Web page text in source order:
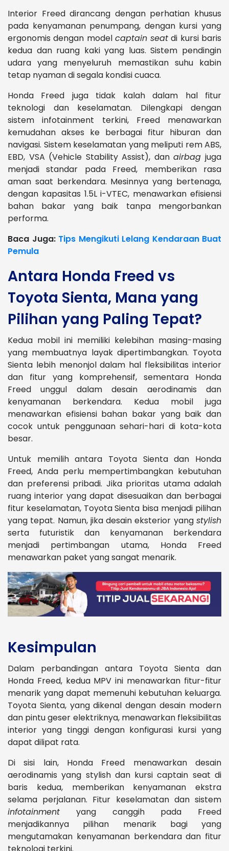
Interior Freed dirancang dengan perhatian khusus
pada kenyamanan penumpang, dengan kursi yang
ergonomis dengan model captain seat di kursi baris
kedua dan ruang kaki yang luas. Sistem pendingin
udara yang menyeluruh memastikan suhu kabin
tetap nyaman di segala kondisi cuaca.
Honda Freed juga tidak kalah dalam hal fitur
teknologi dan keselamatan. Dilengkapi dengan
sistem infotainment terkini, Freed menawarkan
kemudahan akses ke berbagai fitur hiburan dan
navigasi. Sistem keselamatan yang meliputi rem ABS,
EBD, VSA (Vehicle Stability Assist), danairbag juga
menjadi standar pada Freed, memberikan rasa
aman saat berkendara. Mesinnya yang bertenaga,
dengan kapasitas 1.5L i-VTEC, menawarkan efisiensi
bahan bakar yang baik tanpa mengorbankan
performa.
Baca Juga:Tips Mengikuti Lelang Kendaraan Buat
Pemula
Antara Honda Freed vs
Toyota Sienta, Mana yang
Pilihan yang Paling Tepat?
Kedua mobil ini memiliki kelebihan masing-masing
yang membuatnya layak dipertimbangkan. Toyota
Sienta lebih menonjol dalam hal fleksibilitas interior
dan fitur yang komprehensif, sementara Honda
Freed unggul dalam desain aerodinamis dan
kenyamanan berkendara. Kedua mobil juga
menawarkan efisiensi bahan bakar yang baik dan
cocok untuk penggunaan sehari-hari di kota-kota
besar.
Untuk memilih antara Toyota Sienta dan Honda
Freed, Anda perlu mempertimbangkan kebutuhan
dan preferensi pribadi. Jika prioritas utama adalah
ruang interior yang dapat disesuaikan dan berbagai
fitur keselamatan, Toyota Sienta bisa menjadi pilihan
yang tepat. Namun, jika desain eksterior yang stylish
serta futuristik dan kenyamanan berkendara
menjadi pertimbangan utama, Honda Freed
menawarkan paket yang sangat menarik.
Kesimpulan
Dalam perbandingan antara Toyota Sienta dan
Honda Freed, kedua MPV ini menawarkan fitur-fitur
menarik yang dapat memenuhi kebutuhan keluarga.
Toyota Sienta, yang dikenal dengan desain modern
dan pintu geser elektriknya, menawarkan fleksibilitas
interior yang tinggi dengan konfigurasi kursi yang
dapat dilipat rata.
Di sisi lain, Honda Freed menawarkan desain
aerodinamis yang stylish dan kursi captain seat di
baris kedua, memberikan kenyamanan ekstra
selama perjalanan. Fitur keselamatan dan sistem
infotainment yang canggih pada Freed
menjadikannya pilihan menarik bagi yang
mengutamakan kenyamanan berkendara dan fitur